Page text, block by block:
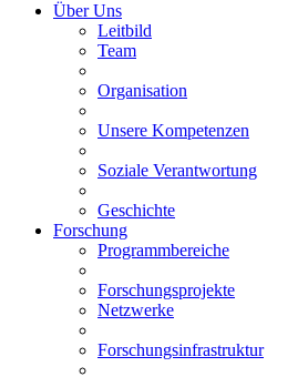
Über Uns
Leitbild
Team
Organisation
Unsere Kompetenzen
Soziale Verantwortung
Geschichte
Forschung
Programmbereiche
Forschungsprojekte
Netzwerke
Forschungsinfrastruktur